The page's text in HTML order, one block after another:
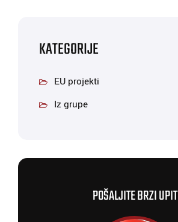
KATEGORIJE
EU projekti
Iz grupe
POŠALJITE BRZI UPIT